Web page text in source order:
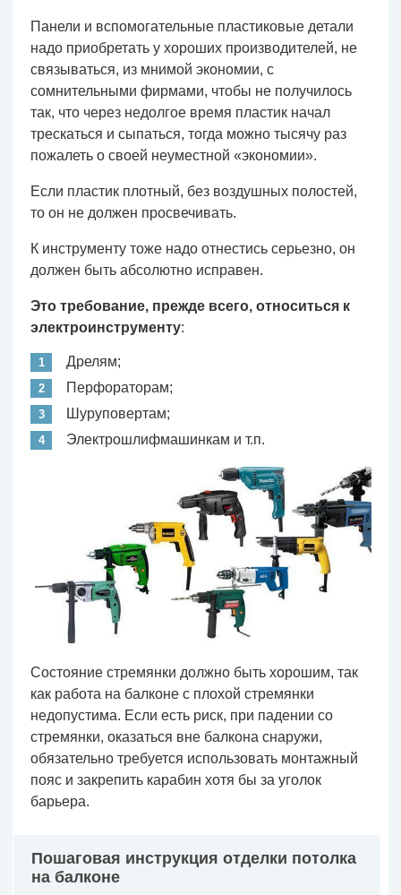
Панели и вспомогательные пластиковые детали
надо приобретать у хороших производителей, не
связываться, из мнимой экономии, с
сомнительными фирмами, чтобы не получилось
так, что через недолгое время пластик начал
трескаться и сыпаться, тогда можно тысячу раз
пожалеть о своей неуместной «экономии».
Если пластик плотный, без воздушных полостей,
то он не должен просвечивать.
К инструменту тоже надо отнестись серьезно, он
должен быть абсолютно исправен.
Это требование, прежде всего, относиться к
электроинструменту:
Дрелям;
Перфораторам;
Шуруповертам;
Электрошлифмашинкам и т.п.
Состояние стремянки должно быть хорошим, так
как работа на балконе с плохой стремянки
недопустима. Если есть риск, при падении со
стремянки, оказаться вне балкона снаружи,
обязательно требуется использовать монтажный
пояс и закрепить карабин хотя бы за уголок
барьера.
Пошаговая инструкция отделки потолка
на балконе